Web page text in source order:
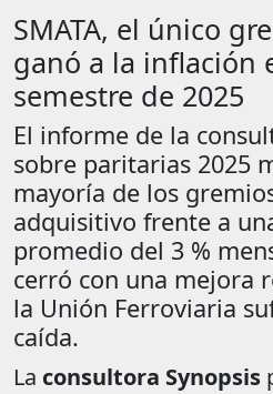
promedio del 3 % mensual.
SMATA, el único
ganó a la inflación
semestre de 2025
El informe de la
sobre paritarias 2025
mayoría de los
adquisitivo frente a
promedio del 3 %
cerró con una mejora
la Unión Ferroviaria
caída.
La consultora Synopsis